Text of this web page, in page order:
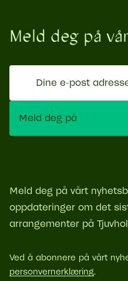
Meld deg på
post
adresse
Meld deg på
Meld deg på vårt
oppdateringer om det
arrangementer på
Ved å abonnere på vårt
personvernerklæring.